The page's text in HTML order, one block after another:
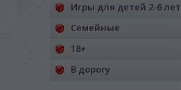
Игры для детей 2-6 лет
Семейные
18+
В дорогу